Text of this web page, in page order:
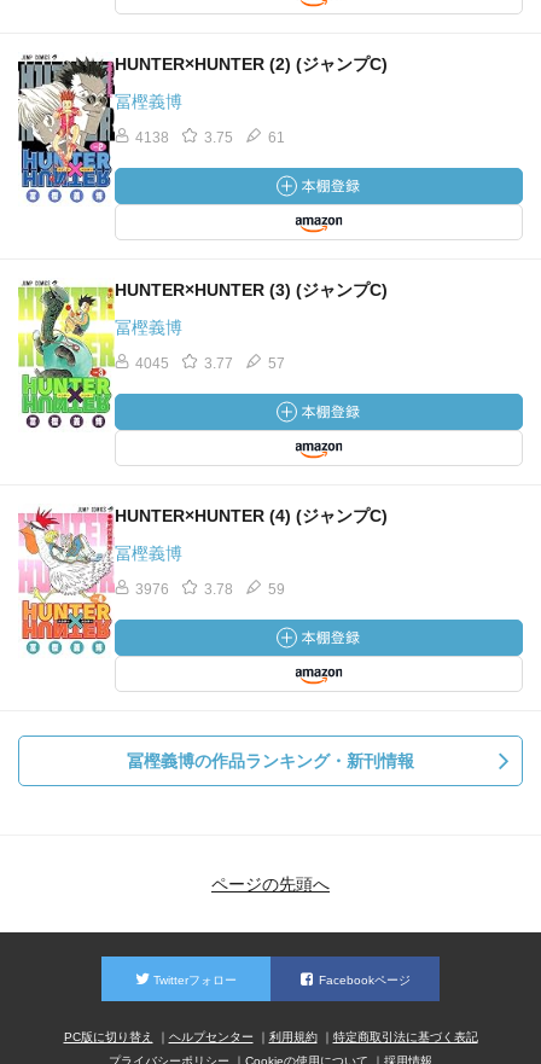
HUNTER×HUNTER (2) (ジャンプC)
冨樫義博
4138 3.75 61
HUNTER×HUNTER (3) (ジャンプC)
冨樫義博
4045 3.77 57
HUNTER×HUNTER (4) (ジャンプC)
冨樫義博
3976 3.78 59
冨樫義博の作品ランキング・新刊情報
ページの先頭へ
Twitterフォロー Facebookページ
PC版に切り替え ヘルプセンター 利用規約
特定商取引法に基づく表記
プライバシーポリシー
Cookieの使用について 採用情報